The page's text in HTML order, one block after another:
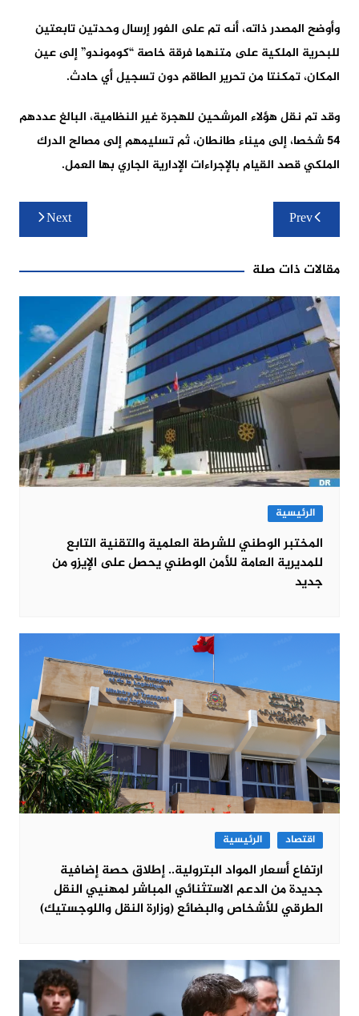
وأوضح المصدر ذاته، أنه تم على الفور إرسال وحدتين تابعتين
للبحرية الملكية على متنهما فرقة خاصة “كوموندو” إلى عين
المكان، تمكنتا من تحرير الطاقم دون تسجيل أي حادث.
وقد تم نقل هؤلاء المرشحين للهجرة غير النظامية، البالغ عددهم
54 شخصا، إلى ميناء طانطان، ثم تسليمهم إلى مصالح الدرك
الملكي قصد القيام بالإجراءات الإدارية الجاري بها العمل.
تصفّح
المقالات
Prev
Next
مقالات ذات صلة
الرئيسية
المختبر الوطني للشرطة العلمية والتقنية التابع
للمديرية العامة للأمن الوطني يحصل على الإيزو من
جديد
اقتصاد الرئيسية
ارتفاع أسعار المواد البترولية.. إطلاق حصة إضافية
جديدة من الدعم الاستثنائي المباشر لمهنيي النقل
الطرقي للأشخاص والبضائع (وزارة النقل واللوجستيك)